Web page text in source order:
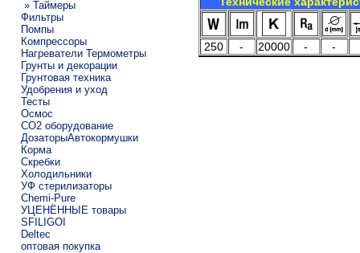
» Таймеры
Фильтры
Помпы
Компрессоры
Нагреватели Термометры
Грунты и декорации
Грунтовая техника
Удобрения и уход
Тесты
Осмос
CO2 оборудование
ДозаторыАвтокормушки
Корма
Скребки
Холодильники
УФ стерилизаторы
Chemi-Pure
УЦЕНЁННЫЕ товары
SFILIGOI
Deltec
оптовая покупка
250 - 20000 - -